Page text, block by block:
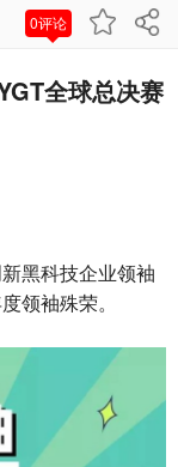
0评论
全球总决赛
黑科技企业领袖
领袖殊荣。